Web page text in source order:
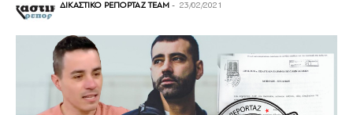
ΔΙΚΑΣΤΙΚΟ ΡΕΠΟΡΤΑΖ TEAM - 23/02/2021